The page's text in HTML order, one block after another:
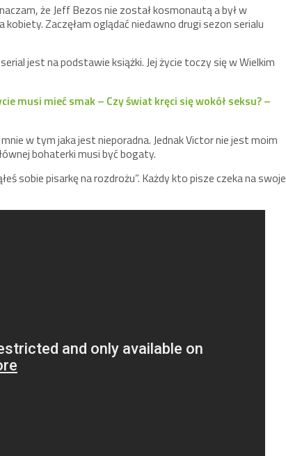
że Jeff Bezos nie został kosmonautą a był w
Zaczęłam oglądać niedawno drugi sezon serialu
jest na podstawie książki. Jej życie toczy się w Wielkim
musi mieć smak – Czy świat kręci się wokół seksu? –
w tym jaka jest nieporadna. Jednak Victor nie jest moim
bohaterki musi być bogaty.
sobie pisarkę na rozdrożu”. Każdy kto pisze czeka na swoje